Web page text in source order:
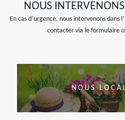
NOUS
En cas d’urgence, nous intervenons dans
contacter via le formulaire
NOUS